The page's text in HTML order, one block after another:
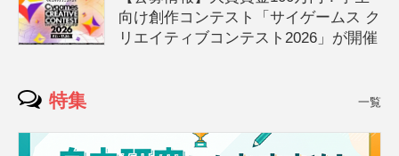
向け創作コンテスト「サイゲームス ク
リエイティブコンテスト2026」が開催
特集 一覧